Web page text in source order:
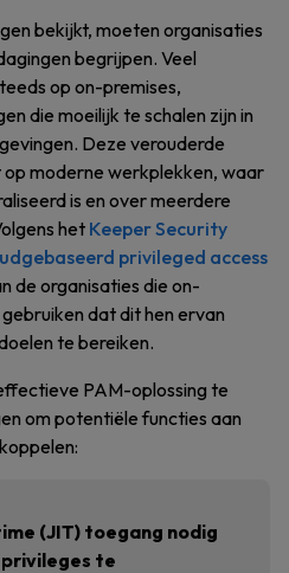
bekijkt, moeten organisaties
begrijpen. Veel
op on-premises,
die moeilijk te schalen zijn in
Deze verouderde
moderne werkplekken, waar
is en over meerdere
het Keeper Security
privileged access
de organisaties die on-
dat dit hen ervan
te bereiken.
PAM-oplossing te
om potentiële functies aan
(JIT) toegang nodig
te